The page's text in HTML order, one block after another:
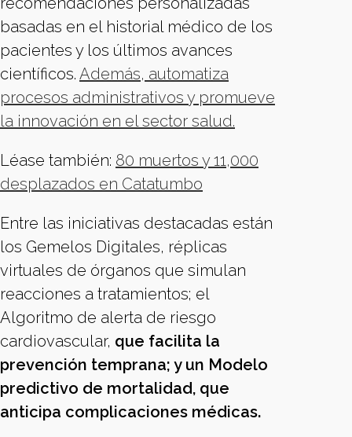
basadas en el historial médico de los
pacientes y los últimos avances
científicos. Además, automatiza
procesos administrativos y promueve
la innovación en el sector salud.
Léase también: 80 muertos y 11,000
desplazados en Catatumbo
Entre las iniciativas destacadas están
los Gemelos Digitales, réplicas
virtuales de órganos que simulan
reacciones a tratamientos; el
Algoritmo de alerta de riesgo
cardiovascular, que facilita la
prevención temprana; y un Modelo
predictivo de mortalidad, que
anticipa complicaciones médicas.